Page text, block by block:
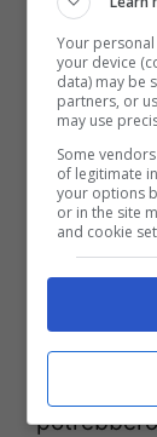
essere la
odore.
mangiato
alcune
Your
your device
data) may be
partners, or
may use
Some
of legitimate
your options
or in the site
and cookie